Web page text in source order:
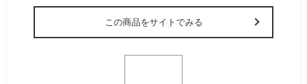
この商品をサイトでみる